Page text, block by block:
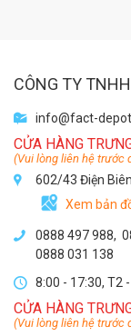
CÔNG TY
info@fact-
CỬA HÀNG
(Vui lòng liên hệ trước
602/43 Điện
Xem bản
0888 497 988,
0888 031 138
8:00 - 17:30, T2
CỬA HÀNG
(Vui lòng liên hệ trước